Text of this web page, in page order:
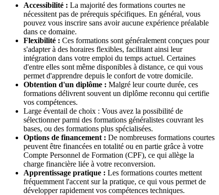
Accessibilité : La majorité des formations courtes ne
nécessitent pas de prérequis spécifiques. En général, vous
pouvez vous inscrire sans avoir aucune expérience préalable
dans ce domaine.
Flexibilité : Ces formations sont généralement conçues pour
s'adapter à des horaires flexibles, facilitant ainsi leur
intégration dans votre emploi du temps actuel. Certaines
d'entre elles sont même disponibles à distance, ce qui vous
permet d'apprendre depuis le confort de votre domicile.
Obtention d'un diplôme : Malgré leur courte durée, ces
formations délivrent souvent un diplôme reconnu qui certifie
vos compétences.
Large éventail de choix : Vous avez la possibilité de
sélectionner parmi des formations généralistes couvrant les
bases, ou des formations plus spécialisées.
Options de financement : De nombreuses formations courtes
peuvent être financées en totalité ou en partie grâce à votre
Compte Personnel de Formation (CPF), ce qui allège la
charge financière liée à votre reconversion.
Apprentissage pratique : Les formations courtes mettent
fréquemment l'accent sur la pratique, ce qui vous permet de
développer rapidement vos compétences techniques.